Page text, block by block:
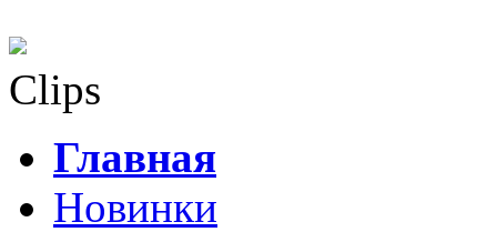
Clips
Главная
Новинки